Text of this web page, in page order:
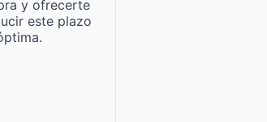
y ofrecerte
este plazo